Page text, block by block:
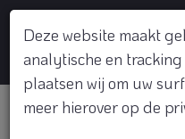
GRATIS
Deze website maakt
analytische en tracking
plaatsen wij om uw
meer hierover op de